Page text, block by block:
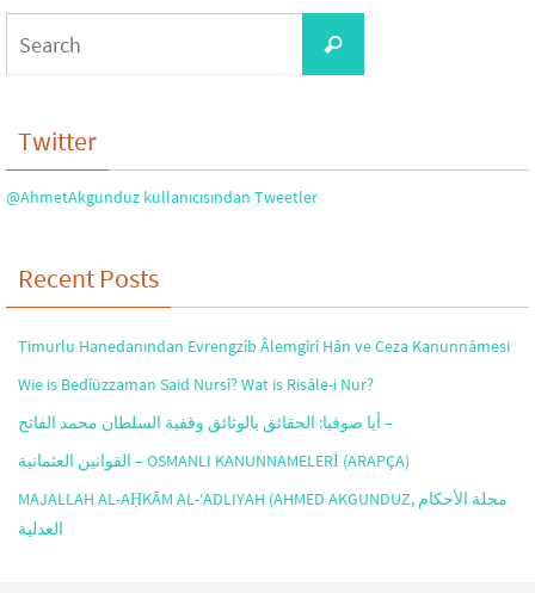
Search
Twitter
@AhmetAkgunduz kullanıcısından Tweetler
Recent Posts
Timurlu Hanedanından Evrengzîb Âlemgîrî Hân ve Ceza Kanunnâmesi
Wie is Bedîüzzaman Said Nursî? Wat is Risâle-i Nur?
أيا صوفيا: الحقائق بالوثائق وقفية السلطان محمد الفاتح –
القوانين العثمانية – OSMANLI KANUNNAMELERİ (ARAPÇA)
MAJALLAH AL-AḤKĀM AL-‘ADLIYAH (AHMED AKGUNDUZ, مجلة الأحكام